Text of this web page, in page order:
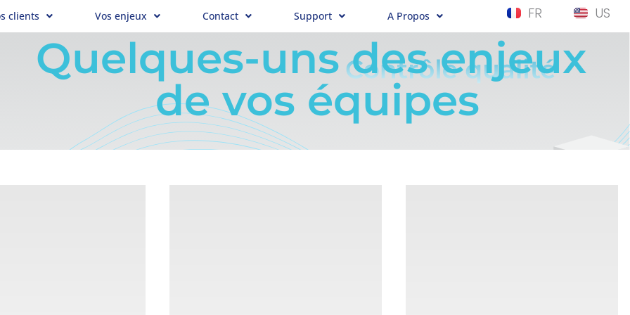
clients Vos enjeux Contact Support A Propos FR US
Quelques-uns des enjeux
de vos équipes